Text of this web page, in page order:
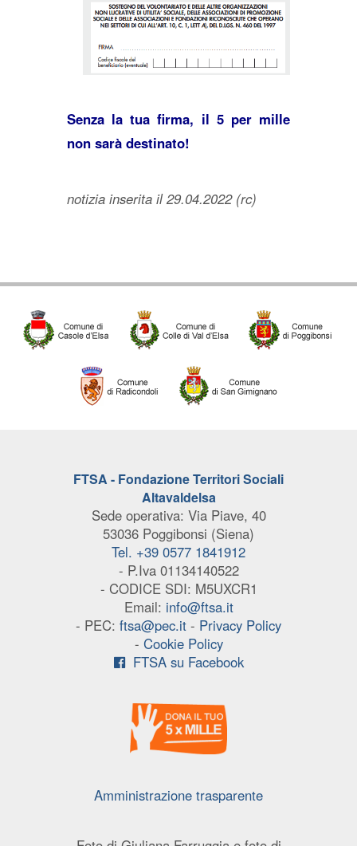
Senza la tua firma, il 5 per mille
non sarà destinato!
notizia inserita il 29.04.2022 (rc)
FTSA - Fondazione Territori Sociali
Altavaldelsa
Sede operativa: Via Piave, 40
53036 Poggibonsi (Siena)
Tel. +39 0577 1841912
- P.Iva 01134140522
- CODICE SDI: M5UXCR1
Email: info@ftsa.it
- PEC: ftsa@pec.it - Privacy Policy
- Cookie Policy
FTSA su Facebook
Amministrazione trasparente